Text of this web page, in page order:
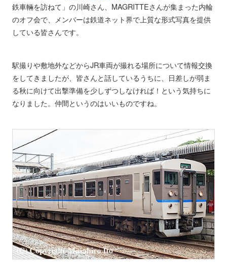
鉄車輛を訪ねて」の川崎さん、MAGRITTEさんが集まった内輪
のオフ会で、メンバーは鉄道ネット界で上質な形式写真を提供
している皆さんです。
駅撮りや敷地外などからJR車両が撮れる場所について情報交換
をしてきましたが、皆さんと話しているうちに、日差しが弱ま
る秋に向けて出撃準備を少しずつしなければ！という気持ちに
なりました。仲間というのはいいものですね。